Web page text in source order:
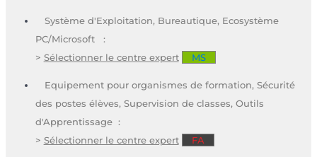
Système d'Exploitation, Bureautique, Ecosystème
PC/Microsoft :
> Sélectionner le centre expert MS
Equipement pour organismes de formation, Sécurité
des postes élèves, Supervision de classes, Outils
d'Apprentissage :
> Sélectionner le centre expert FA